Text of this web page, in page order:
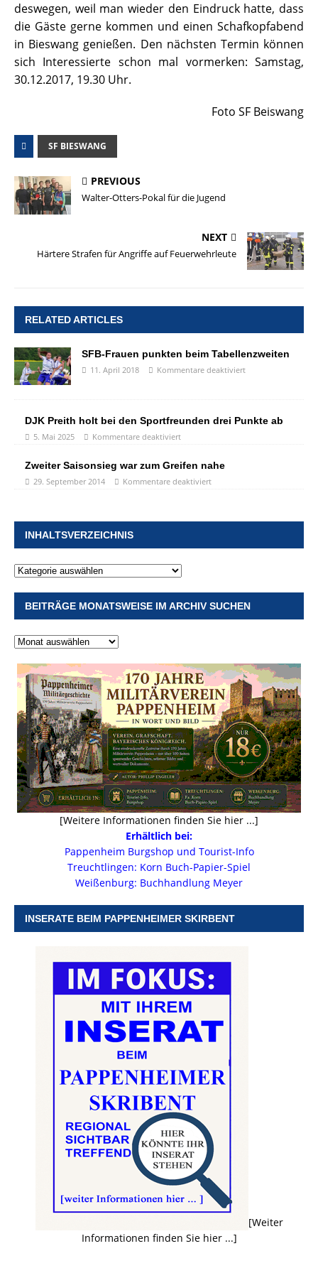
deswegen, weil man wieder den Eindruck hatte, dass
die Gäste gerne kommen und einen Schafkopfabend
in Bieswang genießen. Den nächsten Termin können
sich Interessierte schon mal vormerken: Samstag,
30.12.2017, 19.30 Uhr.
Foto SF Beiswang
SF BIESWANG
PREVIOUS
Walter-Otters-Pokal für die Jugend
NEXT
Härtere Strafen für Angriffe auf Feuerwehrleute
RELATED ARTICLES
SFB-Frauen punkten beim Tabellenzweiten
11. April 2018 Kommentare deaktiviert
DJK Preith holt bei den Sportfreunden drei Punkte ab
5. Mai 2025 Kommentare deaktiviert
Zweiter Saisonsieg war zum Greifen nahe
29. September 2014 Kommentare deaktiviert
INHALTSVERZEICHNIS
BEITRÄGE MONATSWEISE IM ARCHIV SUCHEN
[Weitere Informationen finden Sie hier ...]
Erhältlich bei:
Pappenheim Burgshop und Tourist-Info
Treuchtlingen: Korn Buch-Papier-Spiel
Weißenburg: Buchhandlung Meyer
INSERATE BEIM PAPPENHEIMER SKIRBENT
[Weiter
Informationen finden Sie hier ...]